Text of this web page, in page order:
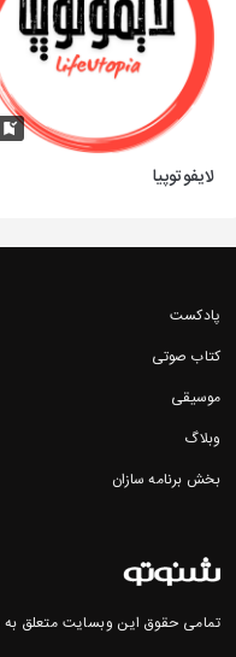
لایفوتوپیا
پادکست
کتاب صوتی
موسیقی
وبلاگ
بخش برنامه سازان
تمامی حقوق این وبسایت متعلق